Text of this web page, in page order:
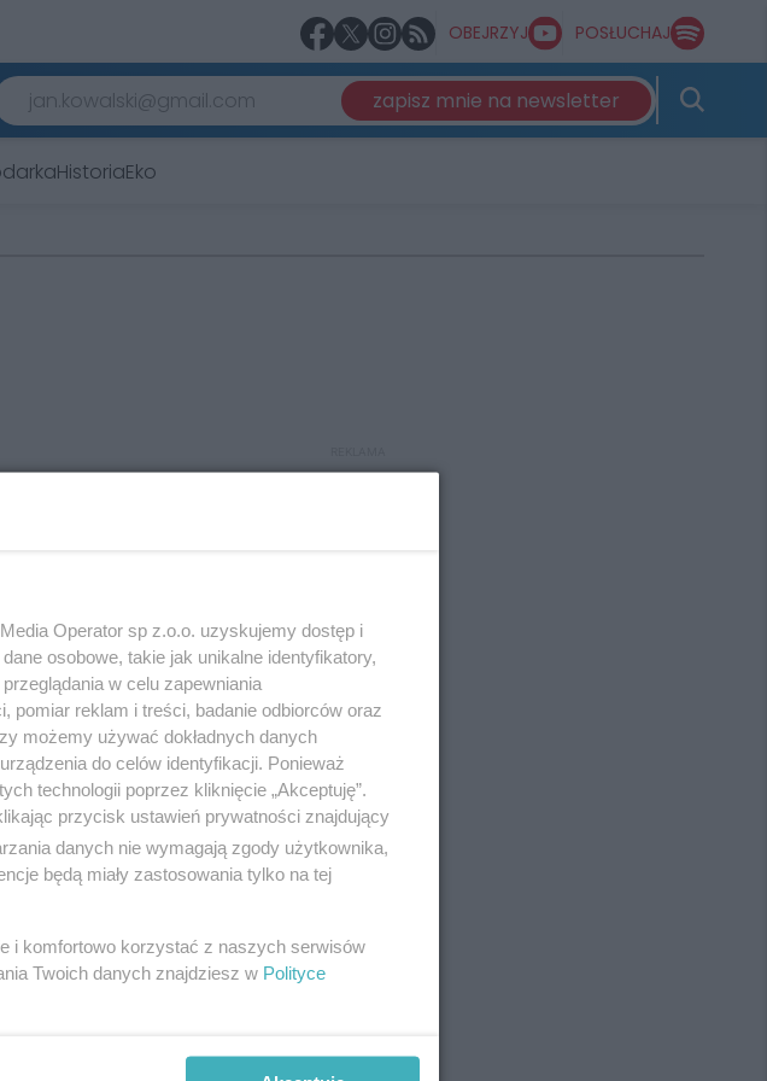
OBEJRZYJ POSŁUCHAJ
zapisz mnie na newsletter
HistoriaEko
REKLAMA
Operator sp z.o.o. uzyskujemy dostęp i
osobowe, takie jak unikalne identyfikatory,
w celu zapewniania
pomiar reklam i treści, badanie odbiorców oraz
możemy używać dokładnych danych
do celów identyfikacji. Ponieważ
technologii poprzez kliknięcie „Akceptuję”.
przycisk ustawień prywatności znajdujący
danych nie wymagają zgody użytkownika,
będą miały zastosowania tylko na tej
i komfortowo korzystać z naszych serwisów
Twoich danych znajdziesz w Polityce